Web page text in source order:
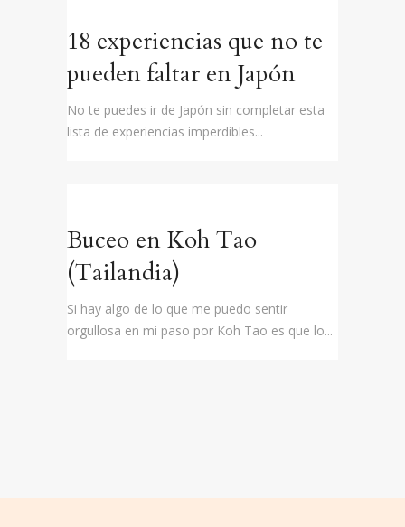
18 experiencias que no te
pueden faltar en Japón
No te puedes ir de Japón sin completar esta
lista de experiencias imperdibles...
Buceo en Koh Tao
(Tailandia)
Si hay algo de lo que me puedo sentir
orgullosa en mi paso por Koh Tao es que lo...